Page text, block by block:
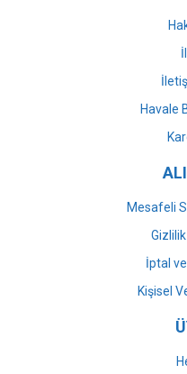
Havale
Mesafeli
İptal
Kişisel